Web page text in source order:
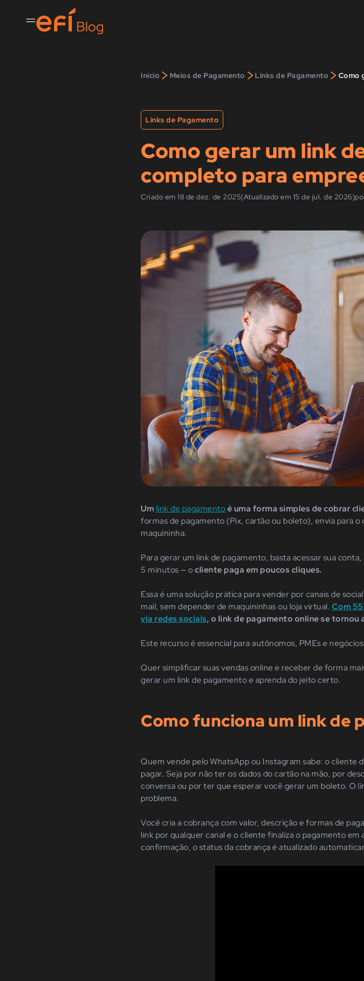
Início > Meios de Pagamento > Links de Pagamento >
Links de Pagamento
Como gerar um link
completo para
Criado em 18 de dez. de 2025(Atualizado em 15 de jul. de 2026)
Um link de pagamentoé uma forma simples de cobrar
formas de pagamento (Pix, cartão ou boleto), envia para
maquininha.
Para gerar um link de pagamento, basta acessar sua
5 minutos — ocliente paga em poucos cliques.
Essa é uma solução prática para vender por canais de
mail, sem depender de maquininhas ou loja virtual. Com
via redes sociais, o link de pagamento online se
Este recurso é essencial para autônomos, PMEs e
Quer simplificar suas vendas online e receber de forma
gerar um link de pagamento e aprenda do jeito certo.
Como funciona um link de
Quem vende pelo WhatsApp ou Instagram sabe: o cliente
pagar. Seja por não ter os dados do cartão na mão, por
conversa ou por ter que esperar você gerar um boleto. O
problema.
Você cria a cobrança com valor, descrição e formas de
link por qualquer canal e o cliente finaliza o pagamento
confirmação, o status da cobrança é atualizado